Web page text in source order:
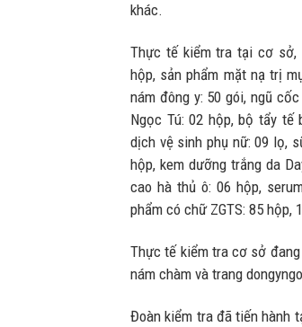
khác.
Thực tế kiểm tra tại cơ sở,
hộp, sản phẩm mặt nạ trị
nám đông y: 50 gói, ngũ
Ngọc Tú: 02 hộp, bộ tẩy tế
dịch vệ sinh phụ nữ: 09 lọ,
hộp, kem dưỡng trắng da
cao hà thủ ô: 06 hộp,
phẩm có chữ ZGTS: 85 hộp,
Thực tế kiểm tra cơ sở
nám chàm và trang
Đoàn kiểm tra đã tiến hành